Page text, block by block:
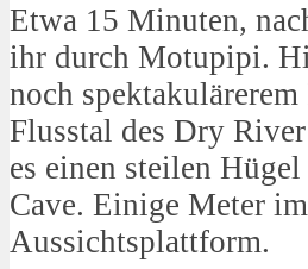
Etwa 15 Minuten,
ihr durch Motupipi.
noch
Flusstal des Dry
es einen steilen
Cave. Einige Meter
Aussichtsplattform.